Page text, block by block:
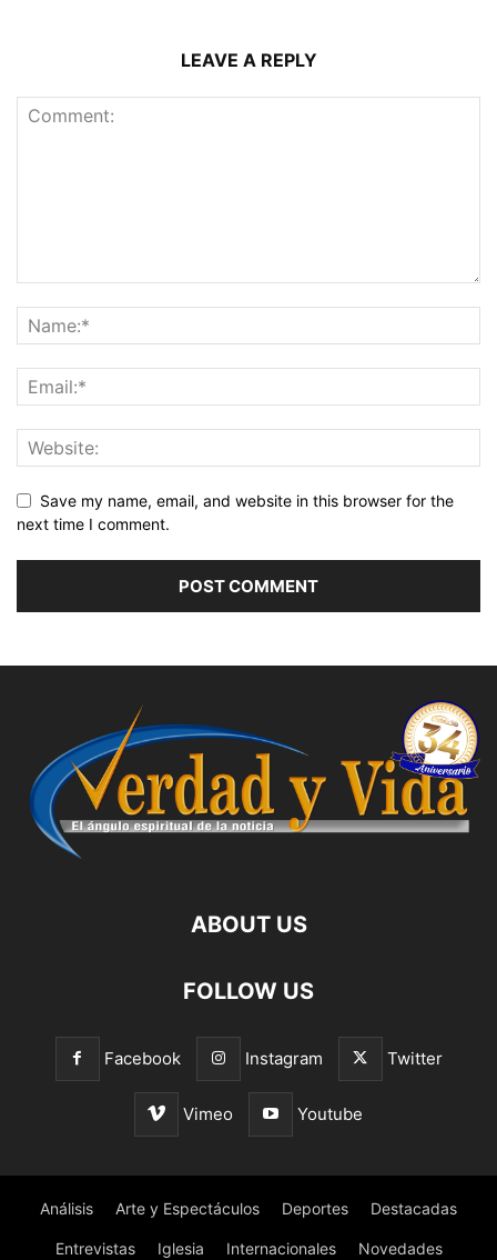
LEAVE A REPLY
Save my name, email, and website in this browser for the
next time I comment.
ABOUT US
FOLLOW US
Facebook Instagram Twitter
Vimeo Youtube
Análisis Arte y Espectáculos Deportes Destacadas
Entrevistas Iglesia Internacionales Novedades